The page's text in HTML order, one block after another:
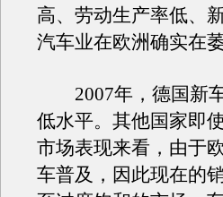
高、劳动生产率低、
汽车业在欧洲确实在萎
2007年，德国新车
低水平。其他国家即
市场表现来看，由于
车普及，因此现在的